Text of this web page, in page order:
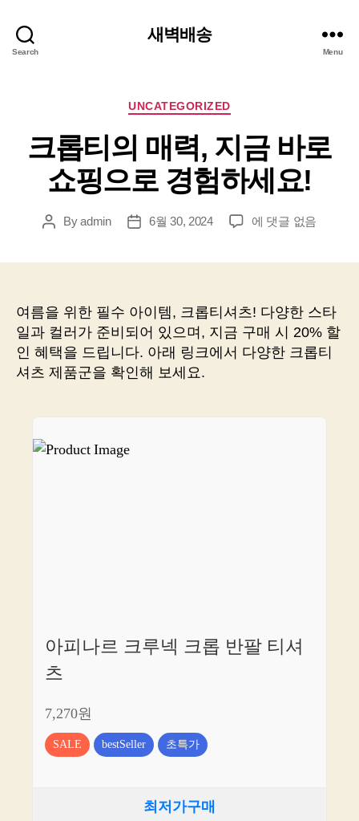
Search
새벽배송
Menu
Categories
UNCATEGORIZED
크롭티의 매력, 지금 바로
쇼핑으로 경험하세요!
PostByadmin
Post6월 30, 2024
크
력,
지
금
바
핑
에 댓글 없음
여름을 위한 필수 아이템, 크롭티셔츠! 다양한 스타
일과 컬러가 준비되어 있으며, 지금 구매 시 20% 할
인 혜택을 드립니다. 아래 링크에서 다양한 크롭티
셔츠 제품군을 확인해 보세요.
아피나르 크루넥 크롭 반팔 티셔
츠
7,270원
SALE bestSeller 초특가
최저가구매